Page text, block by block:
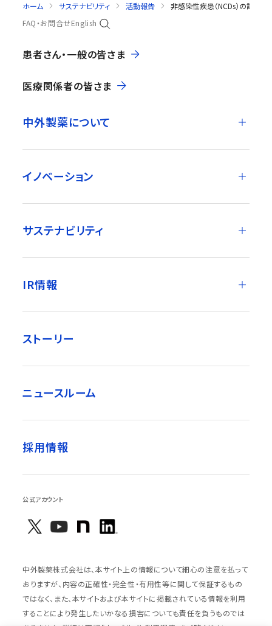
ホーム サステナビリティ 活動報告
非感染性疾患（NCDs）の診断
FAQ・お問合せEnglish
患者さん・一般の皆さま
医療関係者の皆さま
中外製薬について
イノベーション
サステナビリティ
IR情報
ストーリー
ニュースルーム
採用情報
公式アカウント
中外製薬株式会社は、本サイト上の情報について細心の注意を払って
おりますが、内容の正確性・完全性・有用性等に関して保証するもの
ではなく、また、本サイトおよび本サイトに掲載されている情報を利用
することにより発生したいかなる損害についても責任を負うものでは